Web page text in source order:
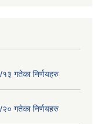
१३ गतेका निर्णयहरु
२० गतेका निर्णयहरु